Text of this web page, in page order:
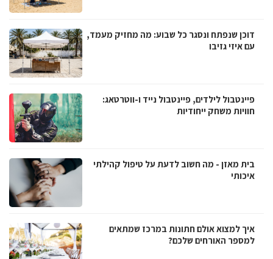
דוכן שנפתח ונסגר כל שבוע: מה מחזיק מעמד,
עם איזי גזיבו
פיינטבול לילדים, פיינטבול נייד ו-ווטרטאג:
חוויות משחק ייחודיות
בית מאזן - מה חשוב לדעת על טיפול קהילתי
איכותי
איך למצוא אולם חתונות במרכז שמתאים
למספר האורחים שלכם?